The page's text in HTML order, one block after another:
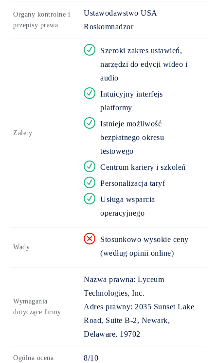
Organy kontrolne i
przepisy prawa
Ustawodawstwo USA
Roskomnadzor
Zalety
Szeroki zakres ustawień,
narzędzi do edycji wideo i
audio
Intuicyjny interfejs
platformy
Istnieje możliwość
bezpłatnego okresu
testowego
Centrum kariery i szkoleń
Personalizacja taryf
Usługa wsparcia
operacyjnego
Wady
Stosunkowo wysokie ceny
(według opinii online)
Wymagania
dotyczące firmy
Nazwa prawna: Lyceum
Technologies, Inc.
Adres prawny: 2035 Sunset Lake
Road, Suite B-2, Newark,
Delaware, 19702
Ogólna ocena 8/10